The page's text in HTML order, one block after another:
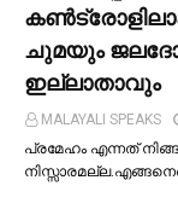
ചുമയും
ഇല്ലാതാവും
MALAYALI SPEAKS
പ്രമേഹം എന്നത്